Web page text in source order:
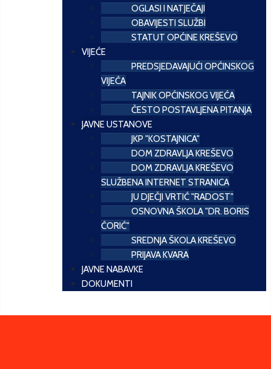
OGLASI I NATJEČAJI
OBAVIJESTI SLUŽBI
STATUT OPĆINE KREŠEVO
VIJEĆE
PREDSJEDAVAJUĆI OPĆINSKOG
VIJEĆA
TAJNIK OPĆINSKOG VIJEĆA
ČESTO POSTAVLJENA PITANJA
JAVNE USTANOVE
JKP "KOSTAJNICA"
DOM ZDRAVLJA KREŠEVO
DOM ZDRAVLJA KREŠEVO
SLUŽBENA INTERNET STRANICA
JU DJEČJI VRTIĆ "RADOST"
OSNOVNA ŠKOLA "DR. BORIS
ĆORIĆ"
SREDNJA ŠKOLA KREŠEVO
PRIJAVA KVARA
JAVNE NABAVKE
DOKUMENTI